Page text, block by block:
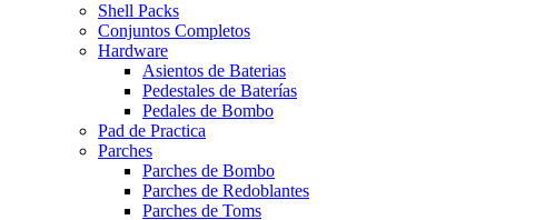
Shell Packs
Conjuntos Completos
Hardware
Asientos de Baterias
Pedestales de Baterías
Pedales de Bombo
Pad de Practica
Parches
Parches de Bombo
Parches de Redoblantes
Parches de Toms